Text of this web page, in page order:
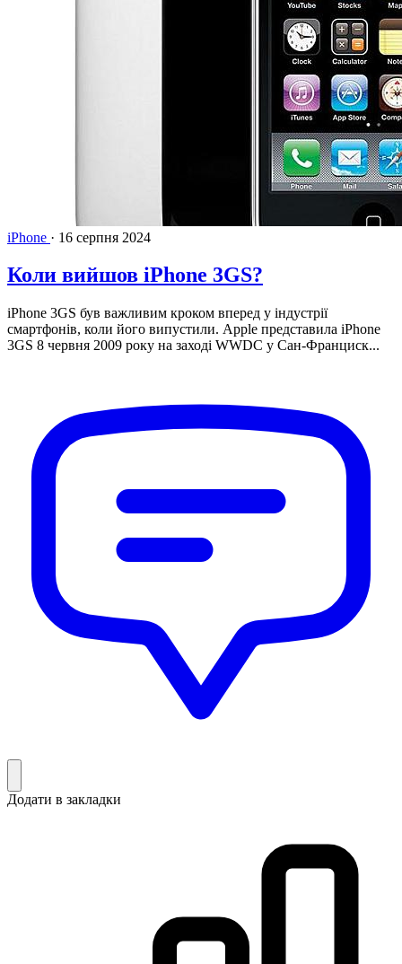
iPhone · 16 серпня 2024
Коли вийшов iPhone 3GS?
iPhone 3GS був важливим кроком вперед у індустрії
смартфонів, коли його випустили. Apple представила iPhone
3GS 8 червня 2009 року на заході WWDC у Сан-Франциск...
Додати в закладки